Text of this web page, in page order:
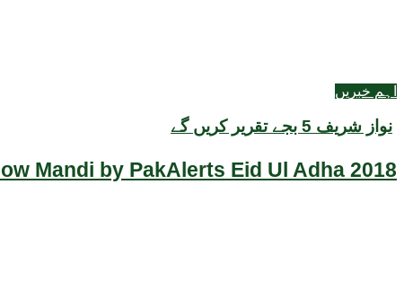
Mandi by PakAlerts Eid Ul Adha 2018
اہم خبریں
نواز شریف 5 بجے تقریر کریں گے